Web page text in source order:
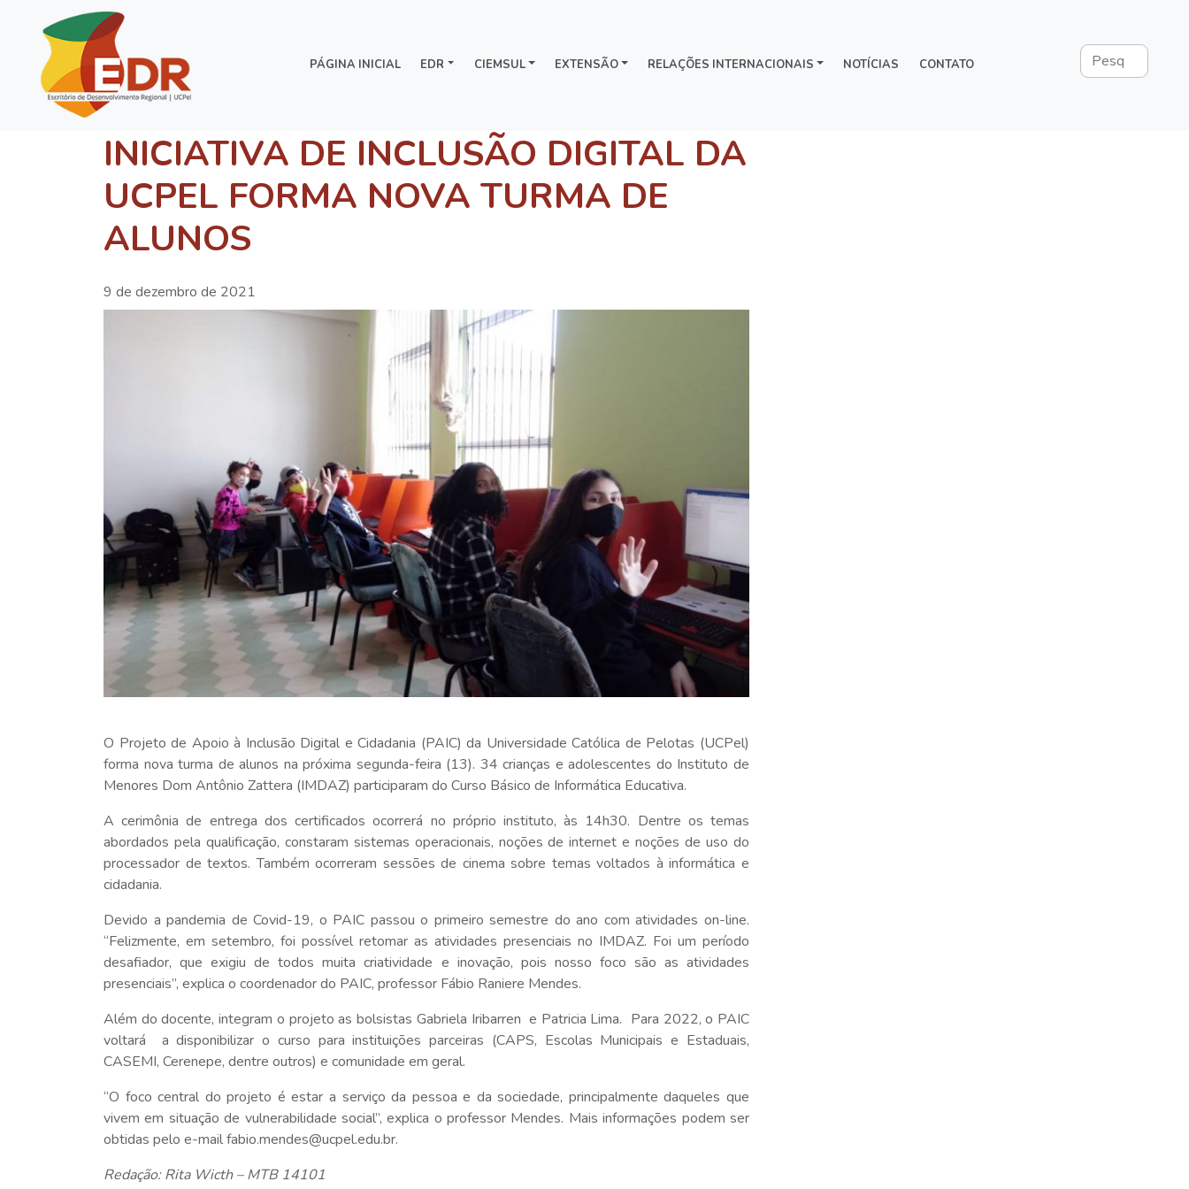
PÁGINA INICIAL EDR CIEMSUL EXTENSÃO RELAÇÕES INTERNACIONAIS NOTÍCIAS CONTATO
INICIATIVA DE INCLUSÃO DIGITAL DA
UCPEL FORMA NOVA TURMA DE
ALUNOS
9 de dezembro de 2021
O Projeto de Apoio à Inclusão Digital e Cidadania (PAIC) da Universidade Católica de Pelotas (UCPel)
forma nova turma de alunos na próxima segunda-feira (13). 34 crianças e adolescentes do Instituto de
Menores Dom Antônio Zattera (IMDAZ) participaram do Curso Básico de Informática Educativa.
A cerimônia de entrega dos certificados ocorrerá no próprio instituto, às 14h30. Dentre os temas
abordados pela qualificação, constaram sistemas operacionais, noções de internet e noções de uso do
processador de textos. Também ocorreram sessões de cinema sobre temas voltados à informática e
cidadania.
Devido a pandemia de Covid-19, o PAIC passou o primeiro semestre do ano com atividades on-line.
“Felizmente, em setembro, foi possível retomar as atividades presenciais no IMDAZ. Foi um período
desafiador, que exigiu de todos muita criatividade e inovação, pois nosso foco são as atividades
presenciais”, explica o coordenador do PAIC, professor Fábio Raniere Mendes.
Além do docente, integram o projeto as bolsistas Gabriela Iribarren e Patricia Lima. Para 2022, o PAIC
voltará a disponibilizar o curso para instituições parceiras (CAPS, Escolas Municipais e Estaduais,
CASEMI, Cerenepe, dentre outros) e comunidade em geral.
“O foco central do projeto é estar a serviço da pessoa e da sociedade, principalmente daqueles que
vivem em situação de vulnerabilidade social”, explica o professor Mendes. Mais informações podem ser
obtidas pelo e-mail fabio.mendes@ucpel.edu.br.
Redação: Rita Wicth – MTB 14101